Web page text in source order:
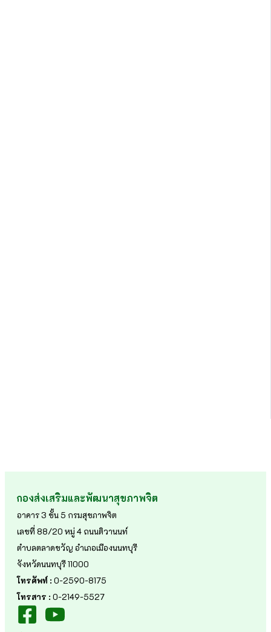
กองส่งเสริมและพัฒนาสุขภาพจิต
อาคาร 3 ชั้น 5 กรมสุขภาพจิต
เลขที่ 88/20 หมู่ 4 ถนนติวานนท์
ตำบลตลาดขวัญ อำเภอเมืองนนทบุรี
จังหวัดนนทบุรี 11000
โทรศัพท์ : 0-2590-8175
โทรสาร : 0-2149-5527